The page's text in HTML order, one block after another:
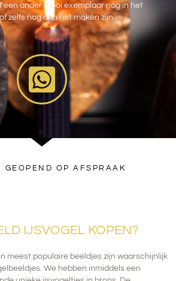
een ander mooi exemplaar nog in het
zelfs nog aan het maken zijn.
OP AFSPRAAK
IJSVOGEL KOPEN?
meest populaire beeldjes zijn waarschijnlijk
We hebben inmiddels een